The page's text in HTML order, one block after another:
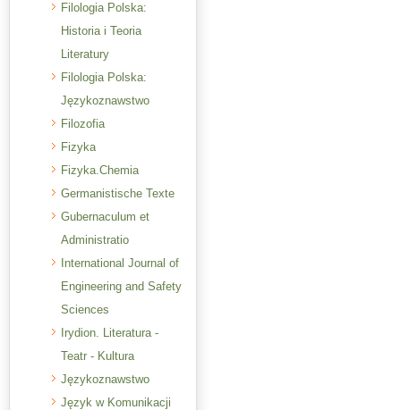
Filologia Polska:
Historia i Teoria
Literatury
Filologia Polska:
Językoznawstwo
Filozofia
Fizyka
Fizyka.Chemia
Germanistische Texte
Gubernaculum et
Administratio
International Journal of
Engineering and Safety
Sciences
Irydion. Literatura -
Teatr - Kultura
Językoznawstwo
Język w Komunikacji